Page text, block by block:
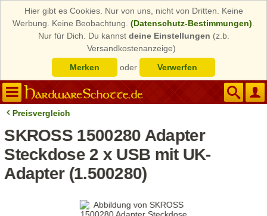
Hier gibt es Cookies. Nur von uns, nicht von Dritten. Keine
Werbung. Keine Beobachtung. (Datenschutz-Bestimmungen)
Nur für Dich. Du kannst deine Einstellungen (z.b.
Versandkostenanzeige)
Merken
oder Verwerfen
Preisvergleich
SKROSS 1500280 Adapter
Steckdose 2 x USB mit UK-
Adapter (1.500280)